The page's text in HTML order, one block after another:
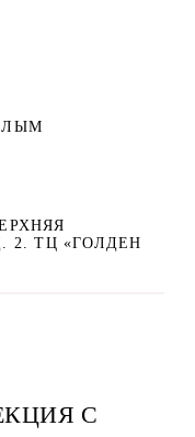
2. ТЦ «ГОЛДЕН
С